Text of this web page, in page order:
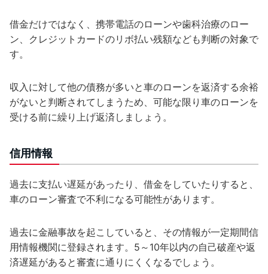
借金だけではなく、携帯電話のローンや歯科治療のロー
ン、クレジットカードのリボ払い残額なども判断の対象で
す。
収入に対して他の債務が多いと車のローンを返済する余裕
がないと判断されてしまうため、可能な限り車のローンを
受ける前に繰り上げ返済しましょう。
信用情報
過去に支払い遅延があったり、借金をしていたりすると、
車のローン審査で不利になる可能性があります。
過去に金融事故を起こしていると、その情報が一定期間信
用情報機関に登録されます。5～10年以内の自己破産や返
済遅延があると審査に通りにくくなるでしょう。